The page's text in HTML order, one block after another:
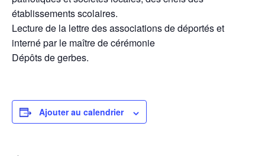
établissements scolaires.
Lecture de la lettre des associations de déportés et
interné par le maître de cérémonie
Dépôts de gerbes.
Ajouter au calendrier